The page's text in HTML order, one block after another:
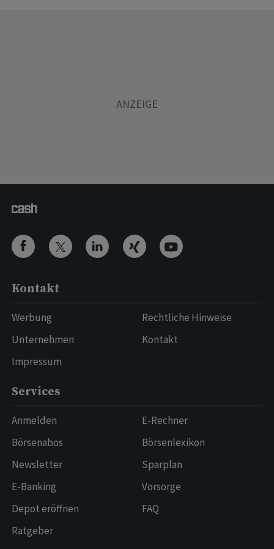
Kontakt
Werbung
Unternehmen
Impressum
Rechtliche Hinweise
Kontakt
Services
Anmelden
Börsenabos
Newsletter
E-Banking
Depot eröffnen
Ratgeber
E-Rechner
Börsenlexikon
Sparplan
Vorsorge
FAQ